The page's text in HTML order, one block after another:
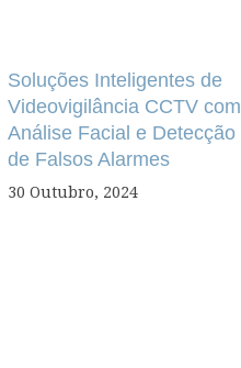
Soluções Inteligentes de
Videovigilância CCTV com
Análise Facial e Detecção
de Falsos Alarmes
30 Outubro, 2024